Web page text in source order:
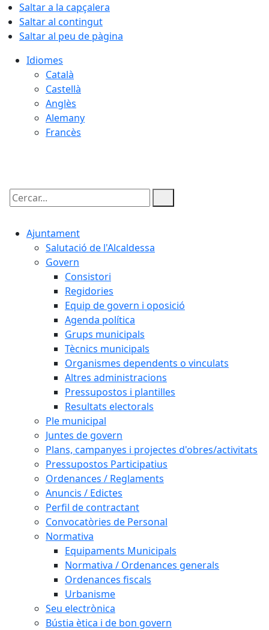
Saltar a la capçalera
Saltar al contingut
Saltar al peu de pàgina
Idiomes
Català
Castellà
Anglès
Alemany
Francès
Cercar:
Ajuntament
Salutació de l'Alcaldessa
Govern
Consistori
Regidories
Equip de govern i oposició
Agenda política
Grups municipals
Tècnics municipals
Organismes dependents o vinculats
Altres administracions
Pressupostos i plantilles
Resultats electorals
Ple municipal
Juntes de govern
Plans, campanyes i projectes d'obres/activitats
Pressupostos Participatius
Ordenances / Reglaments
Anuncis / Edictes
Perfil de contractant
Convocatòries de Personal
Normativa
Equipaments Municipals
Normativa / Ordenances generals
Ordenances fiscals
Urbanisme
Seu electrònica
Bústia ètica i de bon govern